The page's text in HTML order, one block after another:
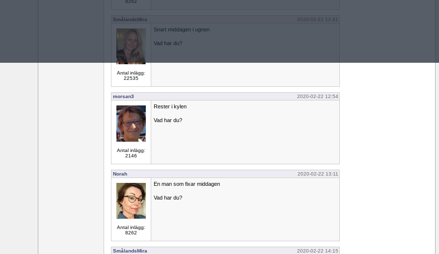
8262
SmålandsMira 2020-02-22 12:41
Antal inlägg:
22535
Snart middagen i ugnen
Vad har du?
morsan3 2020-02-22 12:54
Antal inlägg:
2146
Rester i kylen
Vad har du?
Norah 2020-02-22 13:11
Antal inlägg:
8262
En man som fixar middagen
Vad har du?
SmålandsMira 2020-02-22 14:15